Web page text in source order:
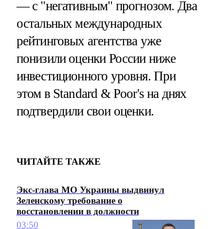
— с "негативным" прогнозом. Два
остальных международных
рейтинговых агентства уже
понизили оценки России ниже
инвестиционного уровня. При
этом в Standard & Poor's на днях
подтвердили свои оценки.
ЧИТАЙТЕ ТАКЖЕ
Экс-глава МО Украины выдвинул
Зеленскому требование о
восстановлении в должности
03:50